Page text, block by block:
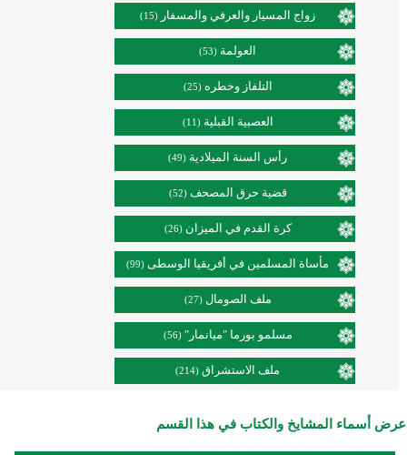
زواج المسيار والعرفي والمسفار (15)
العولمة (53)
التلفاز وخطره (25)
العصبية القبلية (11)
رأس السنة الميلادية (49)
قضية حرق المصحف (52)
كرة القدم في الميزان (26)
مأساة المسلمين في أفريقيا الوسطى (99)
ملف الصومال (27)
مسلمو بورما "ميانمار" (56)
ملف الاستشراق (214)
عرض أسماء المشايخ والكتاب في هذا القسم